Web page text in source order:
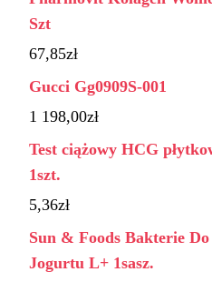
Szt
67,85zł
Gucci Gg0909S-001
1 198,00zł
Test ciążowy HCG
1szt.
5,36zł
Sun & Foods Bakterie
Jogurtu L+ 1sasz.